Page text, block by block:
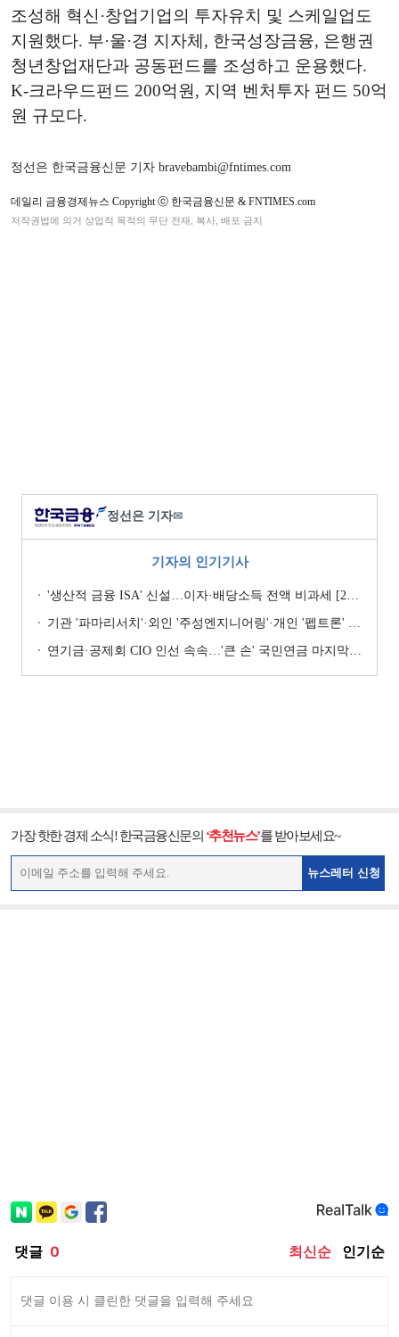
조성해 혁신·창업기업의 투자유치 및 스케일업도
지원했다. 부·울·경 지자체, 한국성장금융, 은행권
청년창업재단과 공동펀드를 조성하고 운용했다.
K-크라우드펀드 200억원, 지역 벤처투자 펀드 50억
원 규모다.
정선은 한국금융신문 기자 bravebambi@fntimes.com
데일리 금융경제뉴스 Copyright ⓒ 한국금융신문 & FNTIMES.com
저작권법에 의거 상업적 목적의 무단 전재, 복사, 배포 금지
정선은 기자✉
기자의 인기기사
'생산적 금융 ISA' 신설…이자·배당소득 전액 비과세 [2026 세제개편안]
기관 '파마리서치'·외인 '주성엔지니어링'·개인 '펩트론' 1위 [주간 코스닥 순매수- 2026년 7월27일~7월31일]
연기금·공제회 CIO 인선 속속…'큰 손' 국민연금 마지막 타자
가장 핫한 경제 소식! 한국금융신문의 ‘추천뉴스’를 받아보세요~
뉴스레터 신청